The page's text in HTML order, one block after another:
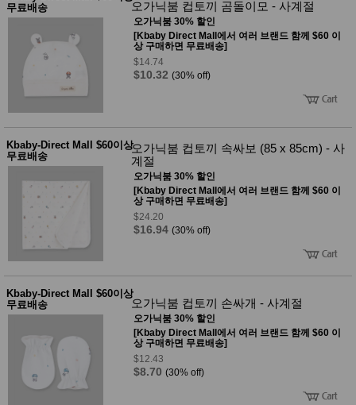
무료배송
오가닉붐 컵토끼 곰돌이모 - 사계절
오가닉붐 30% 할인
[Kbaby Direct Mall에서 여러 브랜드 함께 $60 이
상 구매하면 무료배송]
$14.74
$10.32 (30% off)
Kbaby-Direct Mall $60이상
무료배송
오가닉붐 컵토끼 속싸보 (85 x 85cm) - 사
계절
오가닉붐 30% 할인
[Kbaby Direct Mall에서 여러 브랜드 함께 $60 이
상 구매하면 무료배송]
$24.20
$16.94 (30% off)
Kbaby-Direct Mall $60이상
무료배송
오가닉붐 컵토끼 손싸개 - 사계절
오가닉붐 30% 할인
[Kbaby Direct Mall에서 여러 브랜드 함께 $60 이
상 구매하면 무료배송]
$12.43
$8.70 (30% off)